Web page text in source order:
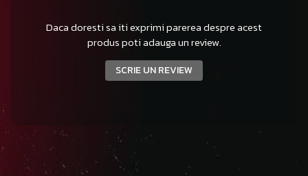
Daca doresti sa iti exprimi parerea despre acest
produs poti adauga un review.
SCRIE UN REVIEW